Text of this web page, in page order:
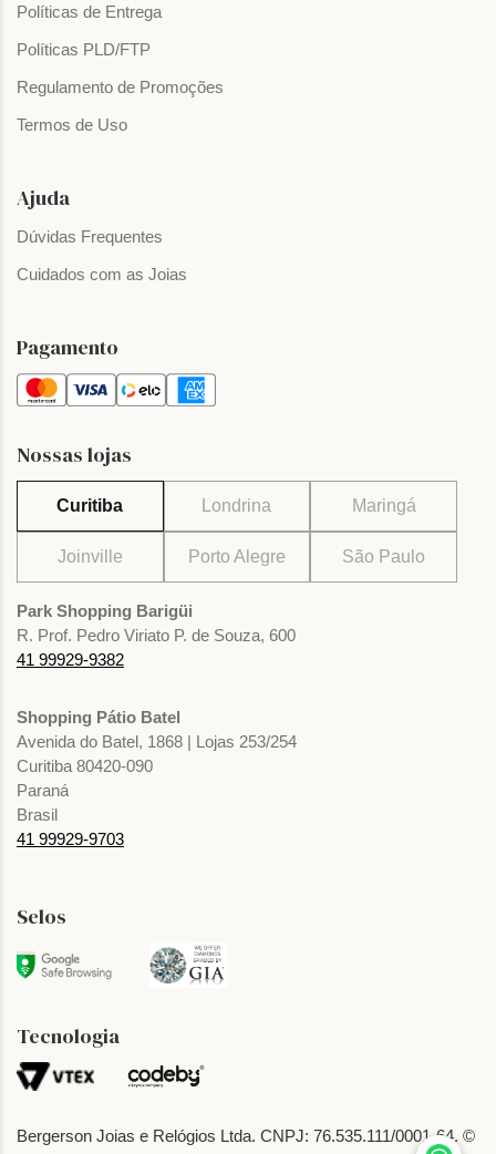
Políticas de Entrega
Políticas PLD/FTP
Regulamento de Promoções
Termos de Uso
Ajuda
Dúvidas Frequentes
Cuidados com as Joias
Pagamento
Nossas lojas
Curitiba Londrina Maringá
Joinville Porto Alegre São Paulo
Park Shopping Barigüi
R. Prof. Pedro Viriato P. de Souza, 600
41 99929-9382
Shopping Pátio Batel
Avenida do Batel, 1868 | Lojas 253/254
Curitiba 80420-090
Paraná
Brasil
41 99929-9703
Bergerson Joias e Relógios Ltda. CNPJ: 76.535.111/0001-64. ©
Selos
Tecnologia